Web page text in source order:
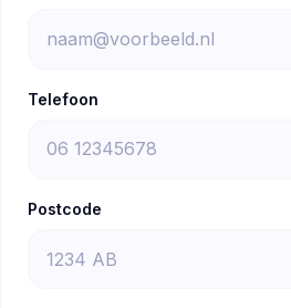
Telefoon
Postcode